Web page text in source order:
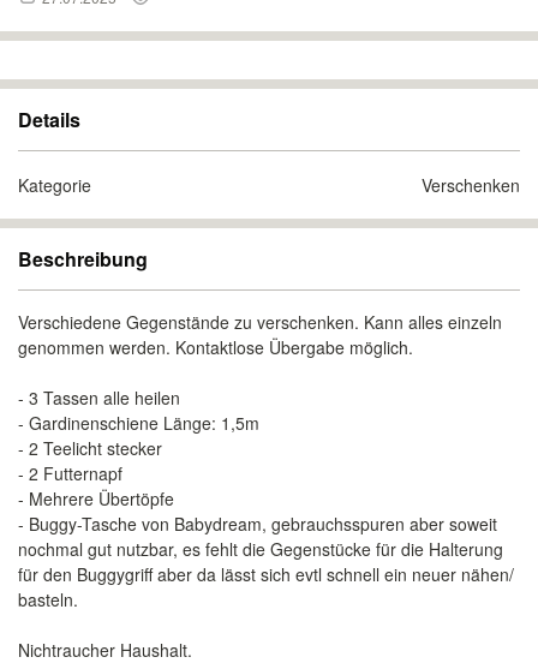
Details
Kategorie Verschenken
Beschreibung
Verschiedene Gegenstände zu verschenken. Kann alles einzeln
genommen werden. Kontaktlose Übergabe möglich.
- 3 Tassen alle heilen
- Gardinenschiene Länge: 1,5m
- 2 Teelicht stecker
- 2 Futternapf
- Mehrere Übertöpfe
- Buggy-Tasche von Babydream, gebrauchsspuren aber soweit
nochmal gut nutzbar, es fehlt die Gegenstücke für die Halterung
für den Buggygriff aber da lässt sich evtl schnell ein neuer nähen/
basteln.
Nichtraucher Haushalt.